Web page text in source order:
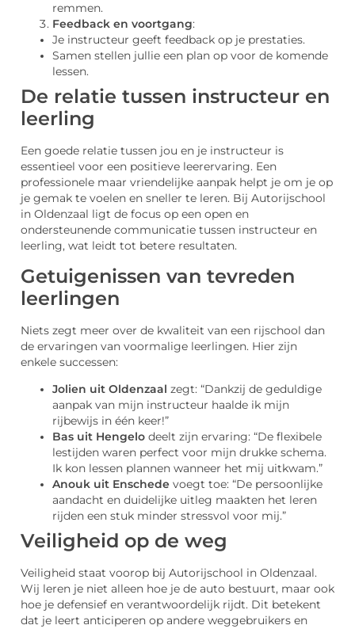
remmen.
Feedback en voortgang:
Je instructeur geeft feedback op je prestaties.
Samen stellen jullie een plan op voor de komende
lessen.
De relatie tussen instructeur en
leerling
Een goede relatie tussen jou en je instructeur is
essentieel voor een positieve leerervaring. Een
professionele maar vriendelijke aanpak helpt je om je op
je gemak te voelen en sneller te leren. Bij Autorijschool
in Oldenzaal ligt de focus op een open en
ondersteunende communicatie tussen instructeur en
leerling, wat leidt tot betere resultaten.
Getuigenissen van tevreden
leerlingen
Niets zegt meer over de kwaliteit van een rijschool dan
de ervaringen van voormalige leerlingen. Hier zijn
enkele successen:
Jolien uit Oldenzaal zegt: “Dankzij de geduldige
aanpak van mijn instructeur haalde ik mijn
rijbewijs in één keer!”
Bas uit Hengelo deelt zijn ervaring: “De flexibele
lestijden waren perfect voor mijn drukke schema.
Ik kon lessen plannen wanneer het mij uitkwam.”
Anouk uit Enschede voegt toe: “De persoonlijke
aandacht en duidelijke uitleg maakten het leren
rijden een stuk minder stressvol voor mij.”
Veiligheid op de weg
Veiligheid staat voorop bij Autorijschool in Oldenzaal.
Wij leren je niet alleen hoe je de auto bestuurt, maar ook
hoe je defensief en verantwoordelijk rijdt. Dit betekent
dat je leert anticiperen op andere weggebruikers en